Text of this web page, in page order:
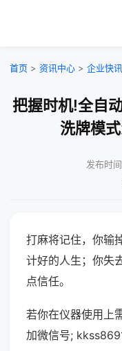
首页 > 资讯中心 > 企业快讯
把握时机!全自
洗牌模
发布时
打麻将记住，你输
计好的人生；你失
点信任。
若你在仪器使用上
加微信号;